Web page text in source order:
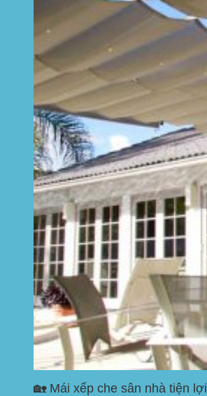
🏡 Mái xếp che sân nhà tiện lợi